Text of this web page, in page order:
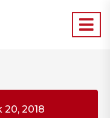
20, 2018